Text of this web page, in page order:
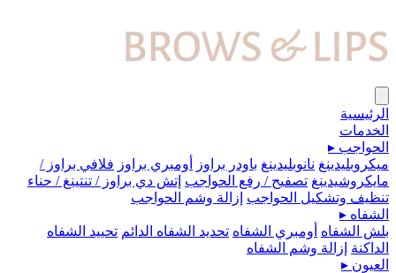
الرئيسية
الخدمات
الحواجب ▸
ميكروبلیدينغ نانوبليدينغ باودر براوز أومبري براوز فلافي براوز /
مايكروشيدينغ تصفيح / رفع الحواجب إتش دي براوز / تنتينغ / حناء
تنظيف وتشكيل الحواجب إزالة وشم الحواجب
الشفاه ▸
بلش الشفاه أومبري الشفاه تحديد الشفاه الدائم تحييد الشفاه
الداكنة إزالة وشم الشفاه
العيون ▸